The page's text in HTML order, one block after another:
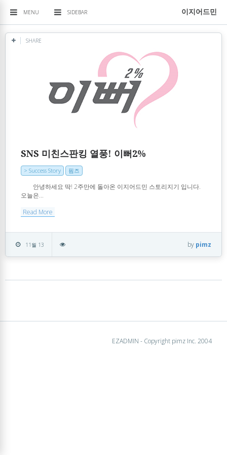
MENU SIDEBAR 이지어드민
SHARE
SNS 미친스판킹 열풍! 이뻐2%
> Success Story 핌즈
​ ​ ​안녕하세요 딱! 2주만에 돌아온 이지어드민 스토리지기 입니다. ​ ​ ​
오늘은...
Read More
11월 13 by pimz
EZADMIN - Copyright pimz Inc. 2004